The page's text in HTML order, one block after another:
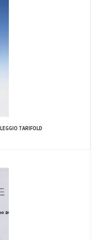
TARIFOLD